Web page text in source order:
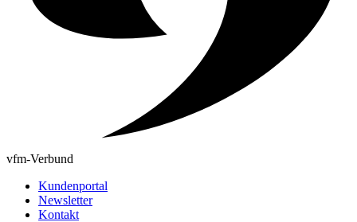
vfm-Verbund
Kundenportal
Newsletter
Kontakt